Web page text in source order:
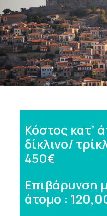
Κόστος κατ’
δίκλινο/
450€
Επιβάρυνση
άτομο :